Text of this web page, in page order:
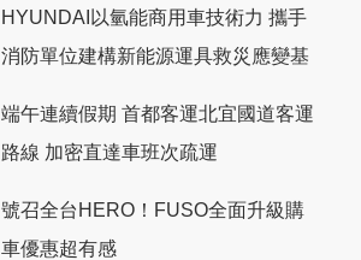
HYUNDAI以氫能商用車技術力 攜手
消防單位建構新能源運具救災應變基
端午連續假期 首都客運北宜國道客運
路線 加密直達車班次疏運
號召全台HERO！FUSO全面升級購
車優惠超有感